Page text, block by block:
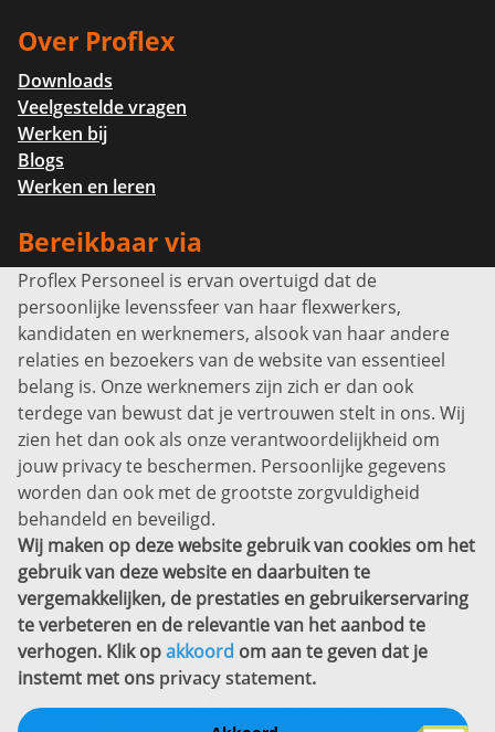
Over Proflex
Downloads
Veelgestelde vragen
Werken bij
Blogs
Werken en leren
Bereikbaar via
Info@proflexpersoneel.nl
Bel ons:+31 (0)85 0450040
Prins Willem-Alexanderlaan 301
7311 SW Apeldoorn
Disclaimer
Privacyverklaring
Sitemap
Copyright
Bekijk ook eens
Proflex Personeel is ervan overtuigd dat de
persoonlijke levenssfeer van haar flexwerkers,
kandidaten en werknemers, alsook van haar andere
relaties en bezoekers van de website van essentieel
belang is. Onze werknemers zijn zich er dan ook
terdege van bewust dat je vertrouwen stelt in ons. Wij
zien het dan ook als onze verantwoordelijkheid om
jouw privacy te beschermen. Persoonlijke gegevens
worden dan ook met de grootste zorgvuldigheid
behandeld en beveiligd.
Wij maken op deze website gebruik van cookies om het
gebruik van deze website en daarbuiten te
vergemakkelijken, de prestaties en gebruikerservaring
te verbeteren en de relevantie van het aanbod te
verhogen. Klik opakkoord om aan te geven dat je
instemt met ons privacy statement.